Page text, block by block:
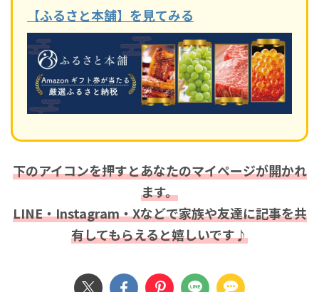
【ふるさと本舗】を見てみる
下のアイコンを押すとあなたのマイページが開かれ
ます。
LINE・Instagram・Xなどで家族や友達に記事を共
有してもらえると嬉しいです♪